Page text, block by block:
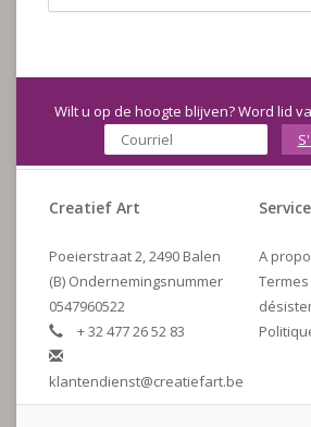
Wilt u op de hoogte blijven? Word lid
Creatief Art
Poeierstraat 2, 2490 Balen
(B) Ondernemingsnummer
0547960522
+ 32 477 26 52 83
klantendienst@creatiefart.be
A